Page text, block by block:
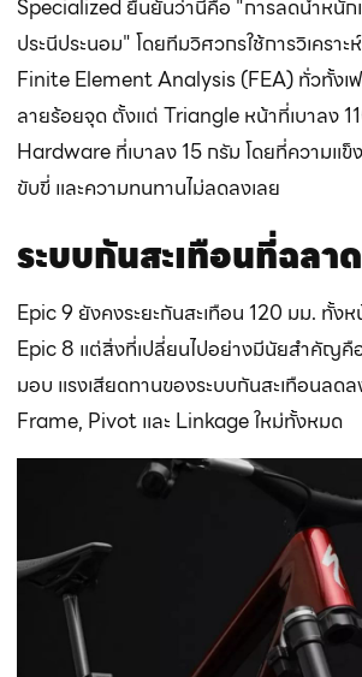
Specialized ยืนยันว่านี่คือ "การลดน้ำหนัก
ประนีประนอม" โดยทีมวิศวกรใช้การวิเคราะ
Finite Element Analysis (FEA) ทั่วทั้งเ
ลายร้อยจุด ตั้งแต่ Triangle หน้าที่เบาลง
Hardware ที่เบาลง 15 กรัม โดยที่ความแ
ขับขี่ และความทนทานไม่ลดลงเลย
ระบบกันสะเทือนที่ฉลา
Epic 9 ยังคงระยะกันสะเทือน 120 มม. ทั้ง
Epic 8 แต่สิ่งที่เปลี่ยนไปอย่างมีนัยสำคัญคื
มอบ แรงเสียดทานของระบบกันสะเทือนลด
Frame, Pivot และ Linkage ใหม่ทั้งหมด